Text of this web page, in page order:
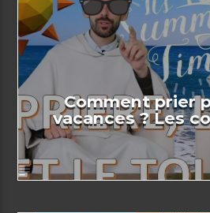
Comment prier
vacances ? Les